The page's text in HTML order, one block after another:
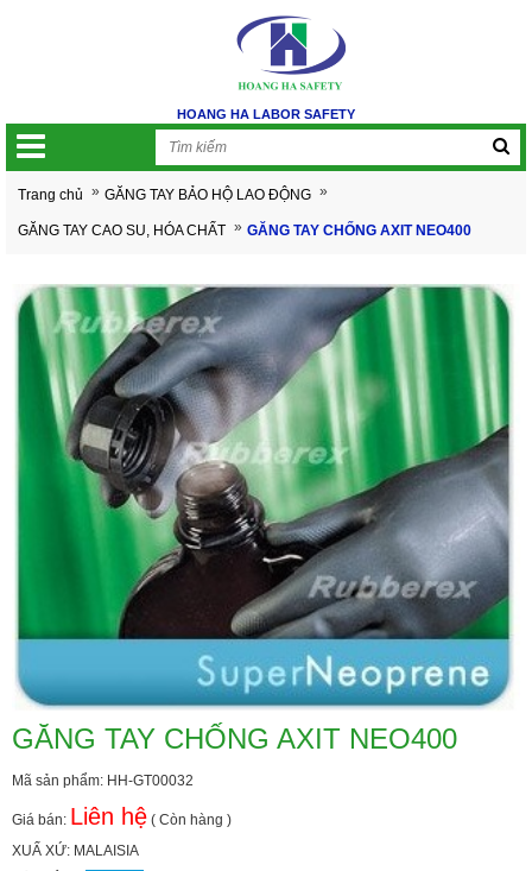
HOANG HA LABOR SAFETY
Trang chủ » GĂNG TAY BẢO HỘ LAO ĐỘNG »
GĂNG TAY CAO SU, HÓA CHẤT » GĂNG TAY CHỐNG AXIT NEO400
GĂNG TAY CHỐNG AXIT NEO400
Mã sản phẩm: HH-GT00032
Giá bán: Liên hệ ( Còn hàng )
XUẤ XỨ: MALAISIA